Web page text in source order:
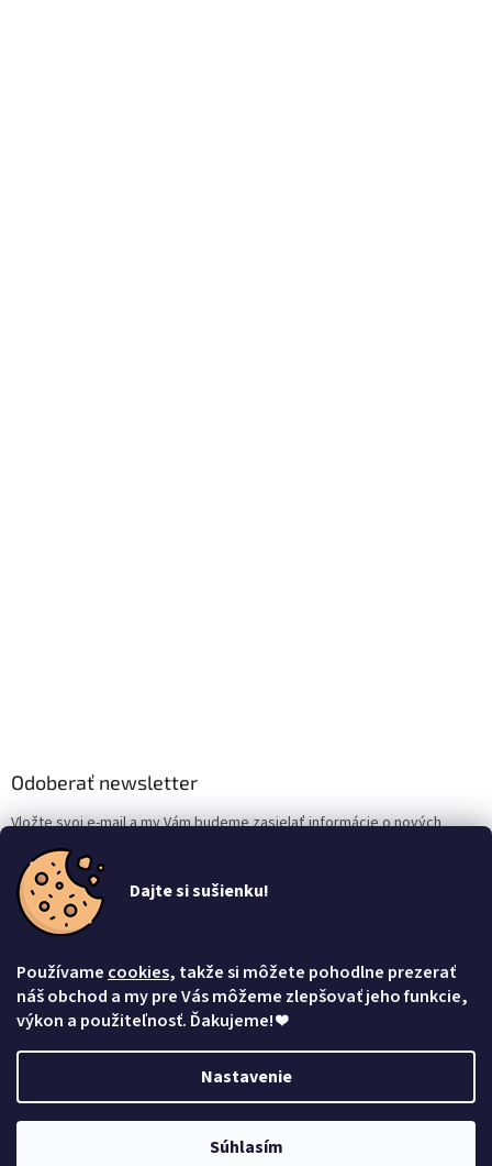
Dajte si sušienku!
Používame cookies, takže si môžete pohodlne prezerať
náš obchod a my pre Vás môžeme zlepšovať jeho funkcie,
výkon a použiteľnosť. Ďakujeme!❤
Nastavenie
Súhlasím
Odoberať newsletter
Vložte svoj e-mail a my Vám budeme zasielať informácie o nových
produktoch na našom e-shope.
Email
Vložením e-mailu súhlasíte s
Prihlásiť sa
Vytvoril Shoptet
Mačacia mama. Všetky práva vyhradené.